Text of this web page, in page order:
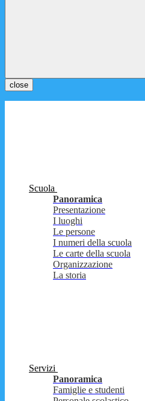
close
Scuola
Panoramica
Presentazione
I luoghi
Le persone
I numeri della scuola
Le carte della scuola
Organizzazione
La storia
Servizi
Panoramica
Famiglie e studenti